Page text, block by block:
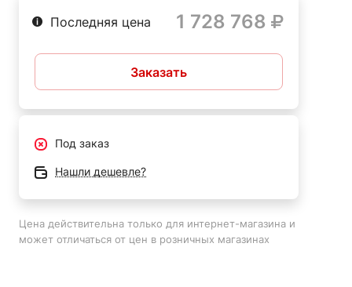
Производство строительных материалов;
Медицинская промышленность;
Производство электроники.
Основные преимущества:
Высокая производительность;
Компактный дизайн;
Последняя цена 1 728 768
Заказать
Под заказ
Нашли дешевле?
Цена действительна только для интернет-магазина и
может отличаться от цен в розничных магазинах